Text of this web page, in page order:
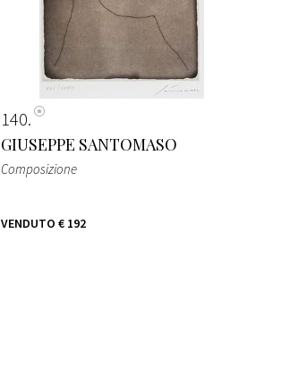
140
GIUSEPPE SANTOMASO
Composizione
VENDUTO € 192